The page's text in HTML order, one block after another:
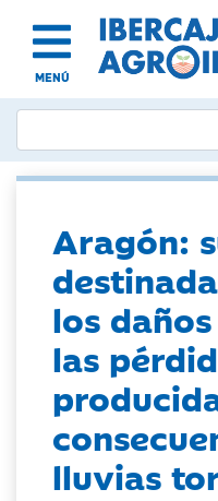
MENÚ
Aragón:
los
las
lluvias